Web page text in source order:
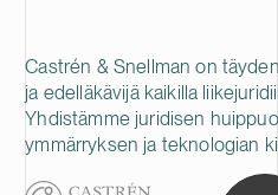
Castrén & Snellman on
ja edelläkävijä kaikilla
Yhdistämme juridisen
ymmärryksen ja teknologian